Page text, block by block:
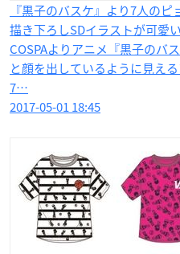
『黒子のバスケ』より7人の
描き下ろしSDイラストが可愛
COSPAよりアニメ『黒子のバ
と顔を出しているように見え
7…
2017-05-01 18:45